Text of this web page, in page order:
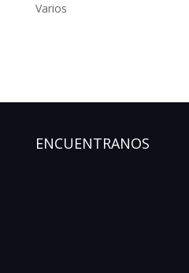
Varios
ENCUENTRANOS